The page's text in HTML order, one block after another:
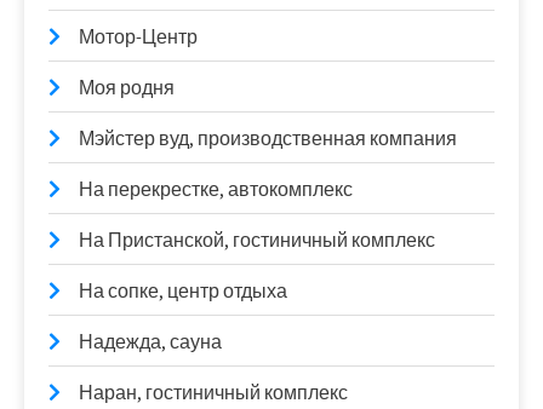
Мотор-Центр
Моя родня
Мэйстер вуд, производственная компания
На перекрестке, автокомплекс
На Пристанской, гостиничный комплекс
На сопке, центр отдыха
Надежда, сауна
Наран, гостиничный комплекс